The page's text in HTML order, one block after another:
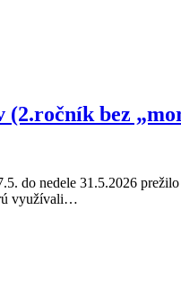
(2.ročník bez
do nedele 31.5.2026
využívali…